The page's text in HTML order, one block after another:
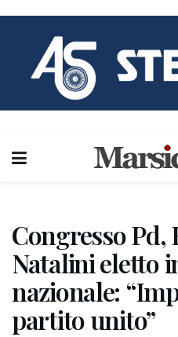
Congresso
Natalini eletto
nazionale:
partito unito”